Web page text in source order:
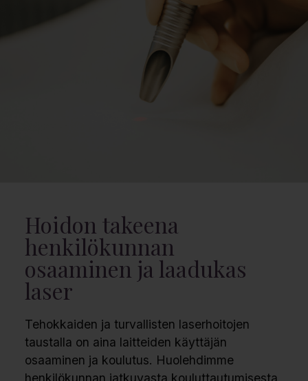
Hoidon takeena
henkilökunnan
osaaminen ja laadukas
laser
Tehokkaiden ja turvallisten laserhoitojen
taustalla on aina laitteiden käyttäjän
osaaminen ja koulutus. Huolehdimme
henkilökunnan jatkuvasta kouluttautumisesta